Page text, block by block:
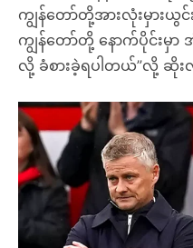
ကျွန်တော်တို့အားလုံးမှားယွင်
ကျွန်တော်တို့ နောက်ပိုင်းမှ
လို့ ခံစားခဲ့ရပါတယ်”လို့ ဆိုးလ်